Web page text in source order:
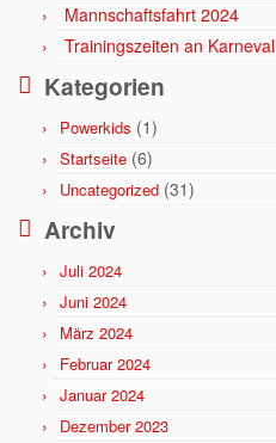
Mannschaftsfahrt 2024
Trainingszeiten an Karneval
Kategorien
Powerkids (1)
Startseite (6)
Uncategorized (31)
Archiv
Juli 2024
Juni 2024
März 2024
Februar 2024
Januar 2024
Dezember 2023